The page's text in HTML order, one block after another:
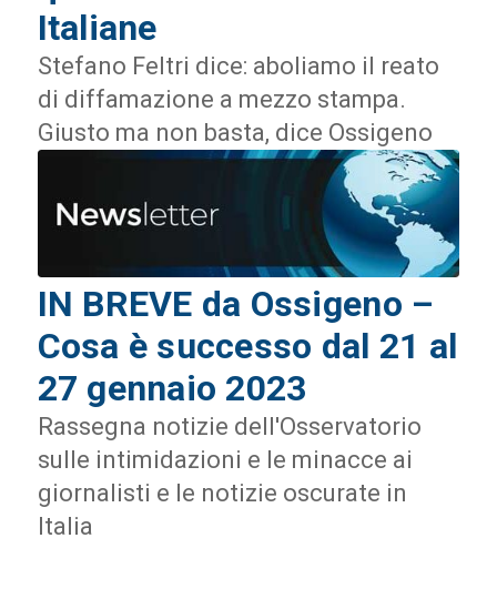
Italiane
Stefano Feltri dice: aboliamo il reato
di diffamazione a mezzo stampa.
Giusto ma non basta, dice Ossigeno
IN BREVE da Ossigeno –
Cosa è successo dal 21 al
27 gennaio 2023
Rassegna notizie dell'Osservatorio
sulle intimidazioni e le minacce ai
giornalisti e le notizie oscurate in
Italia